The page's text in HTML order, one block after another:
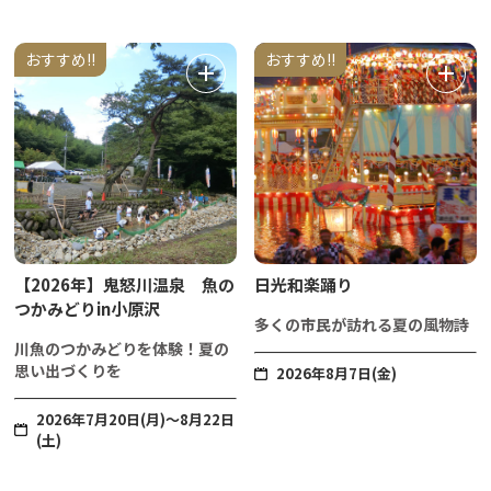
おすすめ!!
【2026年】鬼怒川温泉 魚の
つかみどりin小原沢
川魚のつかみどりを体験！夏の
思い出づくりを
2026年7月20日(月)～8月22日
(土)
おすすめ!!
日光和楽踊り
多くの市民が訪れる夏の風物詩
2026年8月7日(金)